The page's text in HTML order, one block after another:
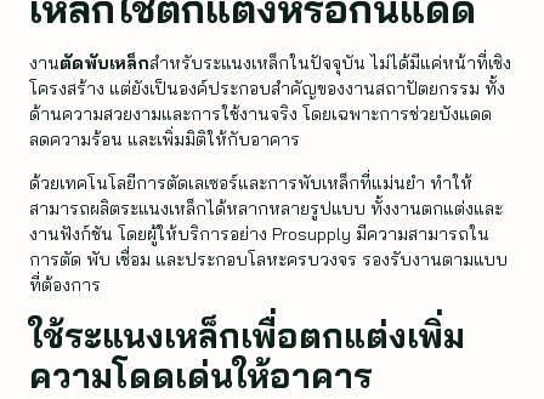
งานตัดพับเหล็กสำหรับระแนงเหล็กในปัจจุบัน ไม่ได้มีแค่หน้าที่เชิง
โครงสร้าง แต่ยังเป็นองค์ประกอบสำคัญของงานสถาปัตยกรรม ทั้ง
ด้านความสวยงามและการใช้งานจริง โดยเฉพาะการช่วยบังแดด
ลดความร้อน และเพิ่มมิติให้กับอาคาร
ด้วยเทคโนโลยีการตัดเลเซอร์และการพับเหล็กที่แม่นยำ ทำให้
สามารถผลิตระแนงเหล็กได้หลากหลายรูปแบบ ทั้งงานตกแต่งและ
งานฟังก์ชัน โดยผู้ให้บริการอย่าง Prosupply มีความสามารถใน
การตัด พับ เชื่อม และประกอบโลหะครบวงจร รองรับงานตามแบบ
ที่ต้องการ
ใช้ระแนงเหล็กเพื่อตกแต่งเพิ่ม
ความโดดเด่นให้อาคาร